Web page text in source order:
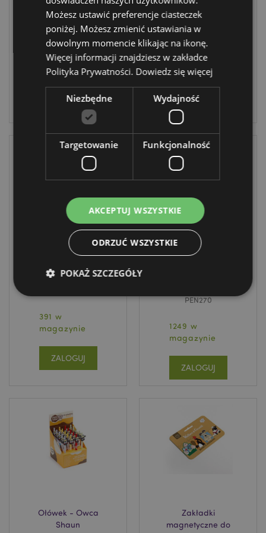
MUG460
658 w
magazynie
Wallace & Gromit
KEY294
DOSTAWA:
11/10/2026
ZALOGUJ
Kubek ceramiczny
Owca Shaun
391 w
magazynie
ZALOGUJ
Długopis
PEN270
1249 w
magazynie
ZALOGUJ
Ołówek - Owca
Shaun
Zakładki
magnetyczne do
Możesz ustawić preferencje ciasteczek
poniżej. Możesz zmienić ustawiania w
dowolnym momencie klikając na ikonę.
Więcej informacji znajdziesz w zakładce
Polityka Prywatności. Dowiedz się więcej
Niezbędne Wydajność
Targetowanie Funkcjonalność
AKCEPTUJ WSZYSTKIE
ODRZUĆ WSZYSTKIE
POKAŻ SZCZEGÓŁY
Niezbędne pliki cookie pozwalają na sprawne
funkcjonowanie strony. Należą do nich loginy
CookieScriptConsent
CookieScript
.puckator.pl